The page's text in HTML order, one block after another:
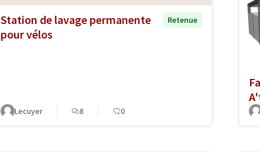
Station de lavage permanente
pour vélos
Retenue
Lecuyer 8 0